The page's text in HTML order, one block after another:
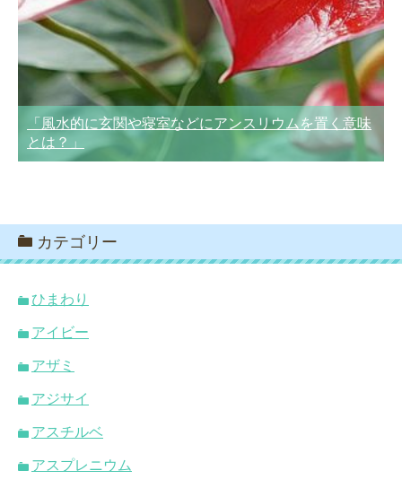
「風水的に玄関や寝室などにアンスリウムを置く意味
とは？」
カテゴリー
ひまわり
アイビー
アザミ
アジサイ
アスチルベ
アスプレニウム